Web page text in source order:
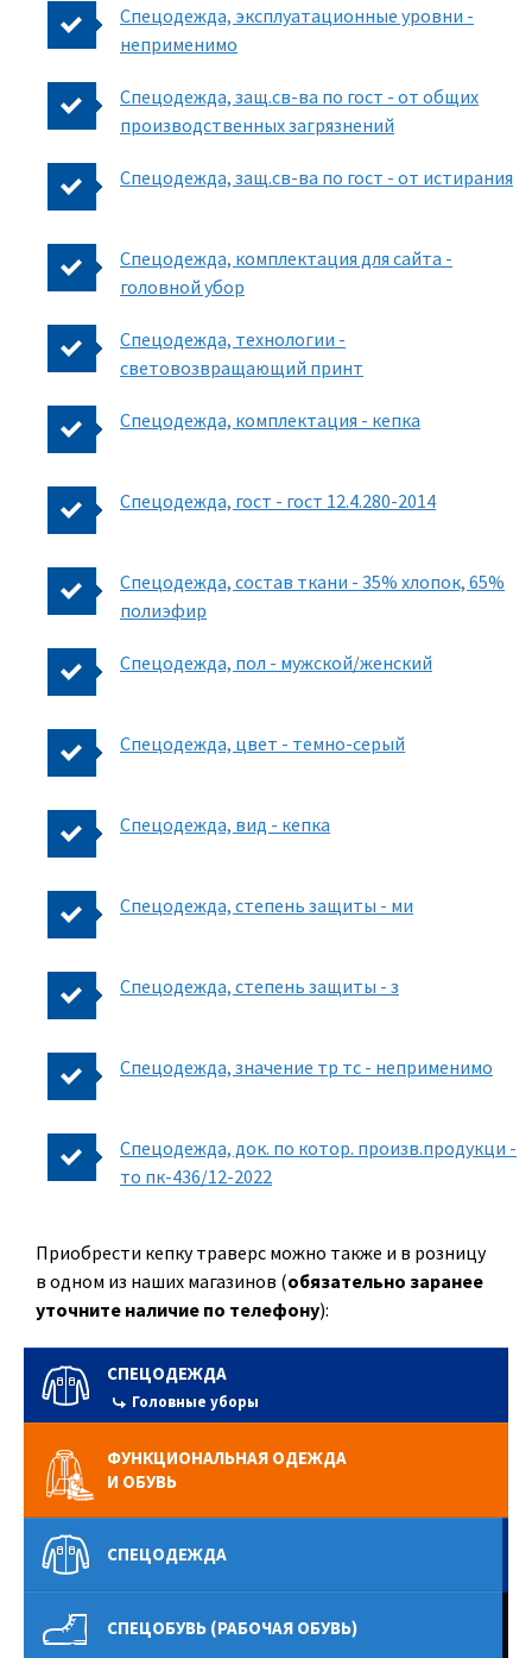
Спецодежда, эксплуатационные уровни -
неприменимо
Спецодежда, защ.св-ва по гост - от общих
производственных загрязнений
Спецодежда, защ.св-ва по гост - от истирания
Спецодежда, комплектация для сайта -
головной убор
Спецодежда, технологии -
световозвращающий принт
Спецодежда, комплектация - кепка
Спецодежда, гост - гост 12.4.280-2014
Спецодежда, состав ткани - 35% хлопок, 65%
полиэфир
Спецодежда, пол - мужской/женский
Спецодежда, цвет - темно-серый
Спецодежда, вид - кепка
Спецодежда, степень защиты - ми
Спецодежда, степень защиты - з
Спецодежда, значение тр тс - неприменимо
Спецодежда, док. по котор. произв.продукци -
то пк-436/12-2022
Приобрести кепку траверс можно также и в розницу
в одном из наших магазинов (обязательно заранее
уточните наличие по телефону):
СПЕЦОДЕЖДА
Головные уборы
ФУНКЦИОНАЛЬНАЯ ОДЕЖДА
И ОБУВЬ
СПЕЦОДЕЖДА
СПЕЦОБУВЬ (РАБОЧАЯ ОБУВЬ)